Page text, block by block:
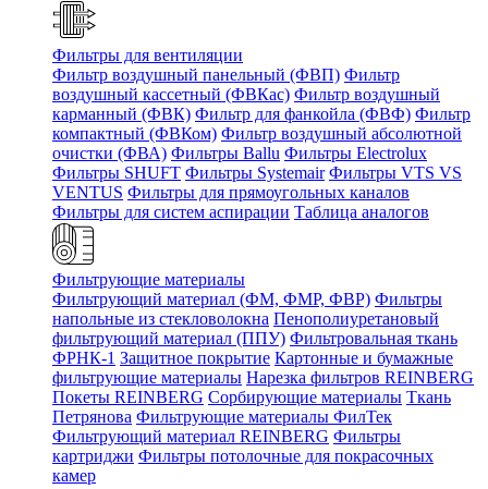
Фильтры для вентиляции
Фильтр воздушный панельный (ФВП) Фильтр
воздушный кассетный (ФВКас) Фильтр воздушный
карманный (ФВК) Фильтр для фанкойла (ФВФ) Фильтр
компактный (ФВКом) Фильтр воздушный абсолютной
очистки (ФВА) Фильтры Ballu Фильтры Electrolux
Фильтры SHUFT Фильтры Systemair Фильтры VTS VS
VENTUS Фильтры для прямоугольных каналов
Фильтры для систем аспирации Таблица аналогов
Фильтрующие материалы
Фильтрующий материал (ФМ, ФМР, ФВР) Фильтры
напольные из стекловолокна Пенополиуретановый
фильтрующий материал (ППУ) Фильтровальная ткань
ФРНК-1 Защитное покрытие Картонные и бумажные
фильтрующие материалы Нарезка фильтров REINBERG
Покеты REINBERG Сорбирующие материалы Ткань
Петрянова Фильтрующие материалы ФилТек
Фильтрующий материал REINBERG Фильтры
картриджи Фильтры потолочные для покрасочных
камер